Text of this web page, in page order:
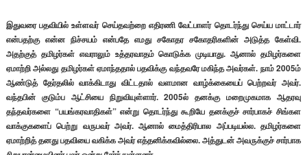
இதுவரை பதவியில் உள்ளவர் செய்தவற்றை எதிரணி வேட்பாளர் தொடர்ந்து செய்ய மாட்டார்
என்பதற்கு என்ன நிச்சயம் என்பதே எமது சகோதர சகோதரிகளின் அடுத்த கேள்வி.
அதற்குத் தமிழர்கள் எவராலும் உத்தரவாதம் கொடுக்க முடியாது. ஆனால் தமிழர்களை
ஏமாற்றி அல்லது தமிழர்கள் ஏமாந்ததால் பதவிக்கு வந்தவரே மகிந்த அவர்கள். நாம் 2005ம்
ஆண்டுத் தேர்தலில் வாக்கிடாது விட்டதால் வளமான வாழ்க்கையைப் பெற்றவர் அவர்.
வந்தபின் குடும்ப ஆட்சியை நிறுவியுள்ளார். 2005ல் தனக்கு மறைமுகமாக ஆதரவு
தந்தவர்களை “பயங்கரவாதிகள்” என்று தொடர்ந்து கூறியே தனக்குச் சார்பாகச் சிங்கள
வாக்குகளைப் பெற்று வருபவர் அவர். ஆனால் மைத்திரிபால அப்படியல்ல. தமிழர்களை
ஏமாற்றித் தனது பதவியை வகிக்க அவர் எத்தனிக்கவில்லை. அத்துடன் அவருக்குச் சார்பாக